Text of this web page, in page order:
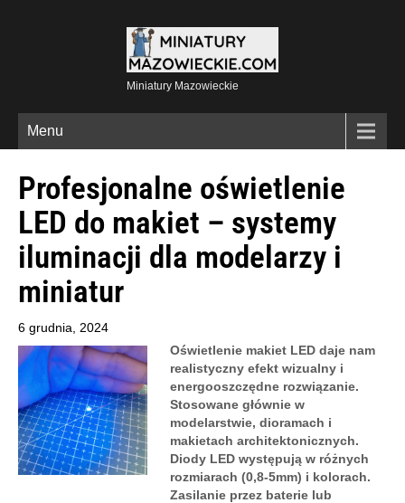
Miniatury Mazowieckie
Menu
Profesjonalne oświetlenie
LED do makiet – systemy
iluminacji dla modelarzy i
miniatur
6 grudnia, 2024
Oświetlenie makiet LED daje nam
realistyczny efekt wizualny i
energooszczędne rozwiązanie.
Stosowane głównie w
modelarstwie, dioramach i
makietach architektonicznych.
Diody LED występują w różnych
rozmiarach (0,8-5mm) i kolorach.
Zasilanie przez baterie lub